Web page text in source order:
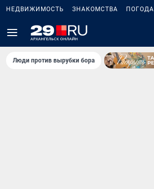
НЕДВИЖИМОСТЬ ЗНАКОМСТВА ПОГОДА
Люди против вырубки бора